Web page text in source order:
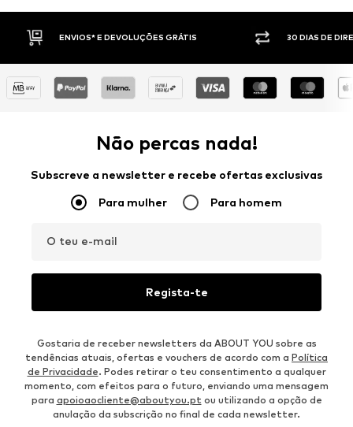
30 DIAS DE DIREITO DE DEVOLUÇÃO
Não percas nada!
Subscreve a newsletter e recebe ofertas exclusivas
Para mulher Para homem
O teu e-mail
Regista-te
Gostaria de receber newsletters da ABOUT YOU sobre as
tendências atuais, ofertas e vouchers de acordo com a Política
de Privacidade. Podes retirar o teu consentimento a qualquer
momento, com efeitos para o futuro, enviando uma mensagem
para apoioaocliente@aboutyou.pt ou utilizando a opção de
anulação da subscrição no final de cada newsletter.